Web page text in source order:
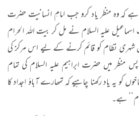
ہے کہ وہ منظر یاد کرو جب امامِ انسانیت حضرت
اسماعیل علیہ السلام نے مل کر بیت اللہ الحرام
اس شہری نظام کو قائم کرنے کے لیے اس مرکز کی
منظر میں حضرت ابراہیم علیہ السلام کی تمام
کو یہ یاد رکھنا چاہیے کہ تمھارے آباؤ اجداد کا
ہے۔